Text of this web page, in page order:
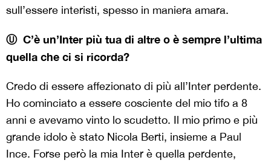
sull’essere interisti, spesso in maniera amara.
Ⓤ C’è un’Inter più tua di altre o è sempre l’ultima
quella che ci si ricorda?
Credo di essere affezionato di più all’Inter perdente.
Ho cominciato a essere cosciente del mio tifo a 8
anni e avevamo vinto lo scudetto. Il mio primo e più
grande idolo è stato Nicola Berti, insieme a Paul
Ince. Forse però la mia Inter è quella perdente,